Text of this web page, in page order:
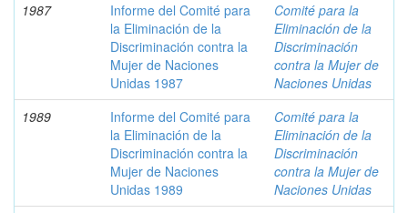
1987
Informe del Comité para
la Eliminación de la
Discriminación contra la
Mujer de Naciones
Unidas 1987
Comité para la
Eliminación de la
Discriminación
contra la Mujer de
Naciones Unidas
1989
Informe del Comité para
la Eliminación de la
Discriminación contra la
Mujer de Naciones
Unidas 1989
Comité para la
Eliminación de la
Discriminación
contra la Mujer de
Naciones Unidas